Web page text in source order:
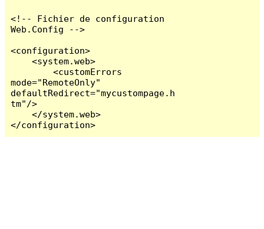
<!-- Fichier de configuration
Web.Config -->
<configuration>
    <system.web>
        <customErrors
mode="RemoteOnly"
defaultRedirect="mycustompage.h
tm"/>
    </system.web>
</configuration>